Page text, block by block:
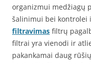
organizmui medžiagų
šalinimui bei kontrolei
filtravimas filtrų
filtrai yra vienodi ir
pakankamai daug